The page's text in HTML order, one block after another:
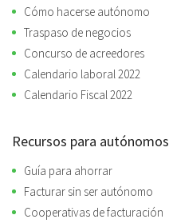
Cómo hacerse autónomo
Traspaso de negocios
Concurso de acreedores
Calendario laboral 2022
Calendario Fiscal 2022
Recursos para autónomos
Guía para ahorrar
Facturar sin ser autónomo
Cooperativas de facturación